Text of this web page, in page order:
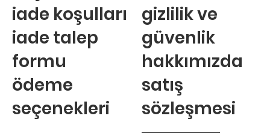
iade koşulları
iade talep
formu
ödeme
seçenekleri
gizlilik ve
güvenlik
hakkımızda
satış
sözleşmesi